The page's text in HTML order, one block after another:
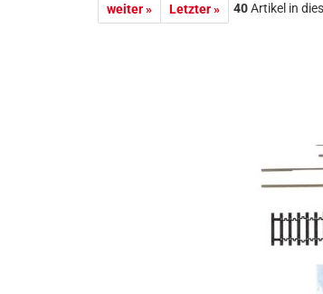
weiter » Letzter » 40Artikel in